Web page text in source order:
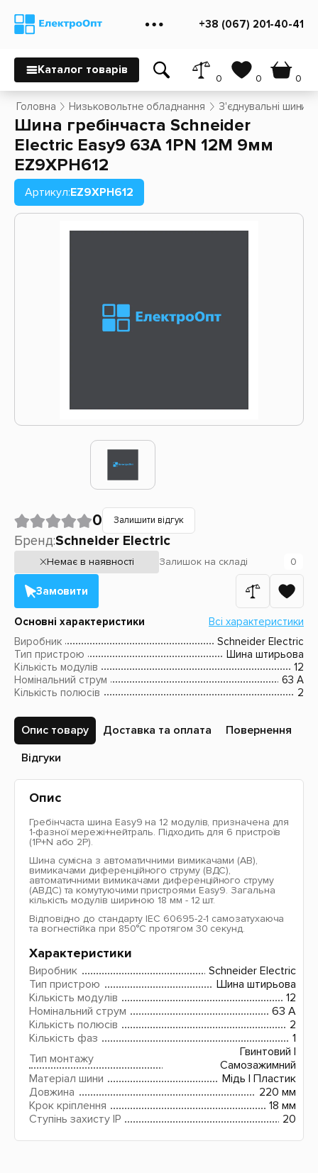
+38 (067) 201-40-41
Каталог товарів
0 0 0
Головна Низьковольтне обладнання З'єднувальні шини,
Шина гребінчаста Schneider
Electric Easy9 63A 1PN 12M 9мм
EZ9XPH612
Артикул:EZ9XPH612
0 Залишити відгук
Бренд:Schneider Electric
Немає в наявності Залишок на складі 0
Замовити
Основні характеристики
Всі характеристики
Виробник
Schneider Electric
Тип пристрою
Шина штирьова
Кількість модулів
12
Номінальний струм
63 A
Кількість полюсів
2
Опис товару Доставка та оплата
Повернення
Відгуки
Опис
Гребінчаста шина Easy9 на 12 модулів, призначена для
1-фазної мережі+нейтраль. Підходить для 6 пристроїв
(1P+N або 2P).
Шина сумісна з автоматичними вимикачами (АВ),
вимикачами диференційного струму (ВДС),
автоматичними вимикачами диференційного струму
(АВДС) та комутуючими пристроями Easy9. Загальна
кількість модулів шириною 18 мм - 12 шт.
Відповідно до стандарту IEC 60695-2-1 самозатухаюча
та вогнестійка при 850°C протягом 30 секунд.
Характеристики
Виробник
Schneider Electric
Тип пристрою
Шина штирьова
Кількість модулів
12
Номінальний струм
63 A
Кількість полюсів
2
Кількість фаз
1
Тип монтажу
Гвинтовий І
Самозажимний
Матеріал шини
Мідь І Пластик
Довжина
220 мм
Крок кріплення
18 мм
Ступінь захисту IP
20